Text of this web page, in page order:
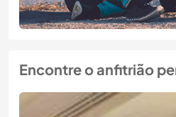
Encontre o anfitrião